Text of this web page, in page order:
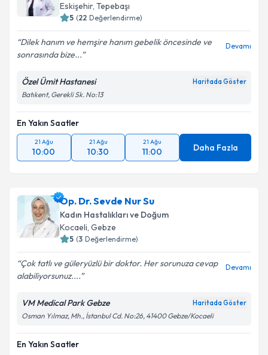
Eskişehir, Tepebaşı
5 (22 Değerlendirme)
Dilek hanım ve hemşire hanım gebelik öncesinde ve
sonrasında bize...
Devamı
Özel Ümit Hastanesi Haritada Göster
Batıkent, Gerekli Sk. No:13
En Yakın Saatler
21 Ağu
10:00
21 Ağu
10:30
21 Ağu
11:00 Daha Fazla
Op. Dr. Sevde Nur Su
Kadın Hastalıkları ve Doğum
Kocaeli, Gebze
5 (3 Değerlendirme)
Çok tatlı ve güleryüzlü bir doktor. Her sorunuza cevap
alabiliyorsunuz....
Devamı
VM Medical Park Gebze Haritada Göster
Osman Yılmaz, Mh., İstanbul Cd. No:26, 41400 Gebze/Kocaeli
En Yakın Saatler